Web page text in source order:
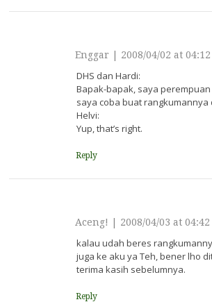
Enggar 2008/04/02 at 04:12
DHS dan Hardi:
Bapak-bapak, saya perempuan
saya coba buat rangkumannya
Helvi:
Yup, that’s right.
Reply
Aceng! 2008/04/03 at 04:42
kalau udah beres
juga ke aku ya Teh, bener lho
terima kasih sebelumnya.
Reply